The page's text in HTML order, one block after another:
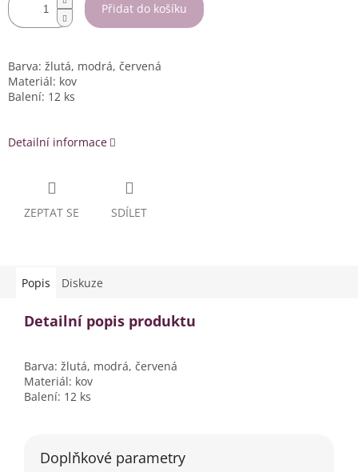
Přidat do košíku
Barva: žlutá, modrá, červená
Materiál: kov
Balení: 12 ks
Detailní informace
ZEPTAT SE SDÍLET
Popis Diskuze
Detailní popis produktu
Barva: žlutá, modrá, červená
Materiál: kov
Balení: 12 ks
Doplňkové parametry